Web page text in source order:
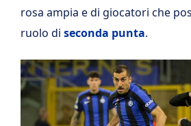
rosa ampia e di giocatori che
ruolo di seconda punta.